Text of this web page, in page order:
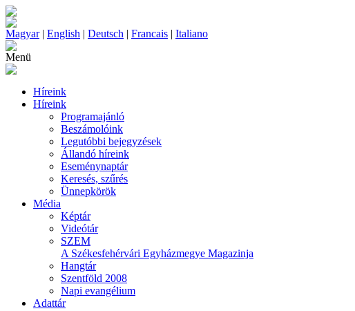
Magyar| English | Deutsch | Francais | Italiano
Menü
Híreink
Híreink
Programajánló
Beszámolóink
Legutóbbi bejegyzések
Állandó híreink
Eseménynaptár
Keresés, szűrés
Ünnepkörök
Média
Képtár
Videótár
SZEM
A Székesfehérvári Egyházmegye Magazinja
Hangtár
Szentföld 2008
Napi evangélium
Adattár